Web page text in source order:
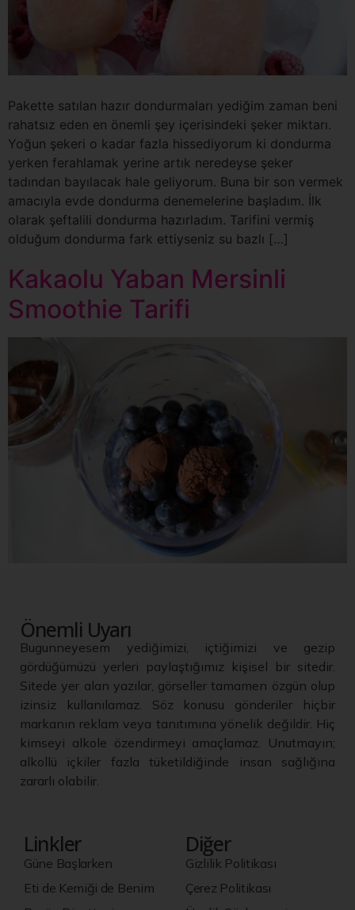
Pakette satılan hazır dondurmaları yediğim zaman beni
rahatsız eden en önemli şey içerisindeki şeker miktarı.
Yoğun şekeri o kadar fazla hissediyorum ki dondurma
yerken ferahlamak yerine artık neredeyse şeker
tadından bayılacak hale geliyorum. Buna bir son vermek
amacıyla evde dondurma denemelerine başladım. İlk
olarak şeftalili dondurma hazırladım. Tarifini vermiş
olduğum dondurma fark ettiyseniz su bazlı […]
Kakaolu Yaban Mersinli
Smoothie Tarifi
Önemli Uyarı
Bugunneyesem yediğimizi, içtiğimizi ve gezip
gördüğümüzü yerleri paylaştığımız kişisel bir sitedir.
Sitede yer alan yazılar, görseller tamamen özgün olup
izinsiz kullanılamaz. Söz konusu gönderiler hiçbir
markanın reklam veya tanıtımına yönelik değildir. Hiç
kimseyi alkole özendirmeyi amaçlamaz. Unutmayın;
alkollü içkiler fazla tüketildiğinde insan sağlığına
zararlı olabilir.
Linkler
Güne Başlarken
Eti de Kemiği de Benim
Diğer
Gizlilik Politikası
Çerez Politikası